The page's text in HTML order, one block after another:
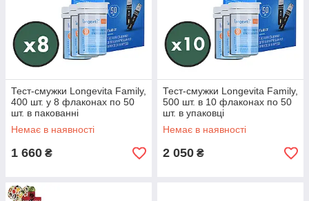
Тест-смужки Лонгевіта Фемелі 50 шт.
(Акційні)
купівлі через "Prom Оплата". Безкоштовна доставка
у разі замовлення в точку видачі Розетка.
Тест-смужки Longevita Family,
400 шт. у 8 флаконах по 50
шт. в пакованні
Немає в наявності
1 660 ₴
Тест-смужки Longevita Family,
500 шт. в 10 флаконах по 50
шт. в упаковці
Немає в наявності
2 050 ₴